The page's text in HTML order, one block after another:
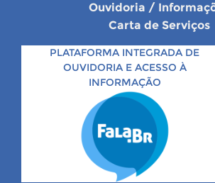
Ouvidoria /
Carta de Serviços
PLATAFORMA INTEGRADA DE
OUVIDORIA E ACESSO À
INFORMAÇÃO